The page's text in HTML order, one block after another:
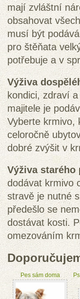
mají zvláštní
obsahovat
musí být
pro štěňata
potřebuje a v
Výživa
kondici, zdraví
majitele je
Vyberte krmivo,
celoročně
dobré zvýšit v
Výživa starého
dodávat krmivo
stravě je nutné
předešlo se
dostávat kosti.
omezováním
Pes sám doma